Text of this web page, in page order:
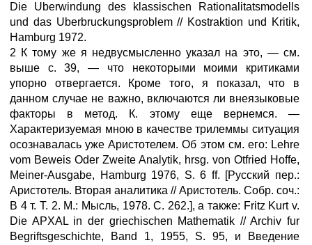
Die Uberwindung des klassischen Rationalitatsmodells
und das Uberbruckungsproblem // Kostraktion und Kritik,
Hamburg 1972.
2 К тому же я недвусмысленно указал на это, — см.
выше с. 39, — что некоторыми моими критиками
упорно отвергается. Кроме того, я показал, что в
данном случае не важно, включаются ли внеязыковые
факторы в метод. К. этому еще вернемся. —
Характеризуемая мною в качестве трилеммы ситуация
осознавалась уже Аристотелем. Об этом см. его: Lehre
vom Beweis Oder Zweite Analytik, hrsg. von Otfried Hoffe,
Meiner-Ausgabe, Hamburg 1976, S. 6 ff. [Русский пер.:
Аристотель. Вторая аналитика // Аристотель. Собр. соч.:
В 4 т. Т. 2. М.: Мысль, 1978. С. 262.], а также: Fritz Kurt v.
Die APXAL in der griechischen Mathematik // Archiv fur
Begriftsgeschichte, Band 1, 1955, S. 95, и Введение